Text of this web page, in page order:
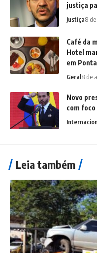
justiça
Justiça8
Café da
Hotel
em
Geral8 de
Novo
com
Leia também